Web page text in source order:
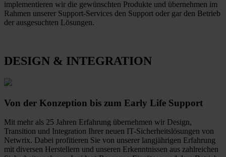
implementieren wir die gewünschten Produkte und übernehmen im
Rahmen unserer Support-Services den Support oder gar den Betrieb
der ausgesuchten Lösungen.
DESIGN & INTEGRATION
Von der Konzeption bis zum Early Life Support
Mit mehr als 25 Jahren Erfahrung übernehmen wir Design,
Transition und Integration Ihrer neuen IT-Sicherheitslösungen von
Netwrix. Dabei profitieren Sie von unserer langjährigen Erfahrung
mit diversen Herstellern und unseren Erkenntnissen aus zahlreichen